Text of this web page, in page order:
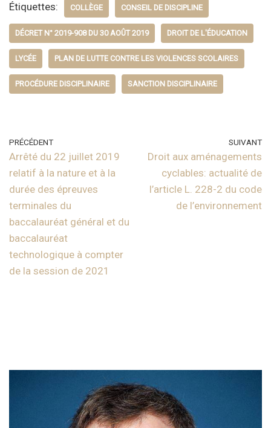
Étiquettes: COLLÈGE CONSEIL DE DISCIPLINE
DÉCRET N° 2019-908 DU 30 AOÛT 2019 DROIT DE L'ÉDUCATION
LYCÉE PLAN DE LUTTE CONTRE LES VIOLENCES SCOLAIRES
PROCÉDURE DISCIPLINAIRE SANCTION DISCIPLINAIRE
PRÉCÉDENT
Arrêté du 22 juillet 2019
relatif à la nature et à la
durée des épreuves
terminales du
baccalauréat général et du
baccalauréat
technologique à compter
de la session de 2021
SUIVANT
Droit aux aménagements
cyclables: actualité de
l’article L. 228-2 du code
de l’environnement